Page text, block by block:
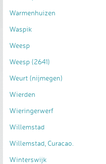
Warmenhuizen
Waspik
Weesp
Weesp (2641)
Weurt (nijmegen)
Wierden
Wieringerwerf
Willemstad
Willemstad, Curacao.
Winterswijk